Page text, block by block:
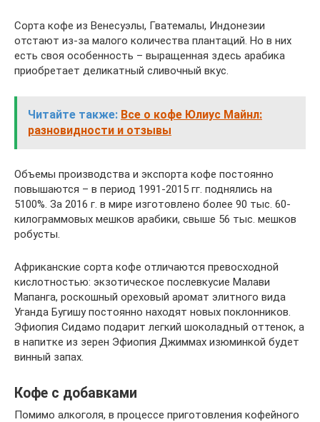
Сорта кофе из Венесуэлы, Гватемалы, Индонезии
отстают из-за малого количества плантаций. Но в них
есть своя особенность – выращенная здесь арабика
приобретает деликатный сливочный вкус.
Читайте также: Все о кофе Юлиус Майнл:
разновидности и отзывы
Объемы производства и экспорта кофе постоянно
повышаются – в период 1991-2015 гг. поднялись на
5100%. За 2016 г. в мире изготовлено более 90 тыс. 60-
килограммовых мешков арабики, свыше 56 тыс. мешков
робусты.
Африканские сорта кофе отличаются превосходной
кислотностью: экзотическое послевкусие Малави
Мапанга, роскошный ореховый аромат элитного вида
Уганда Бугишу постоянно находят новых поклонников.
Эфиопия Сидамо подарит легкий шоколадный оттенок, а
в напитке из зерен Эфиопия Джиммах изюминкой будет
винный запах.
Кофе с добавками
Помимо алкоголя, в процессе приготовления кофейного